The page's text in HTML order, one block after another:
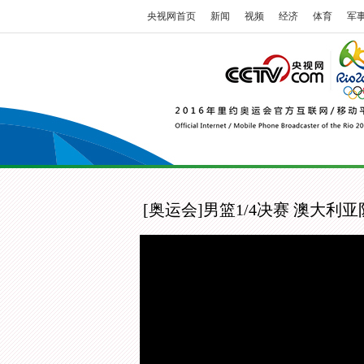
央视网首页 新闻 视频 经济 体育 军
[奥运会]男篮1/4决赛 澳大利亚